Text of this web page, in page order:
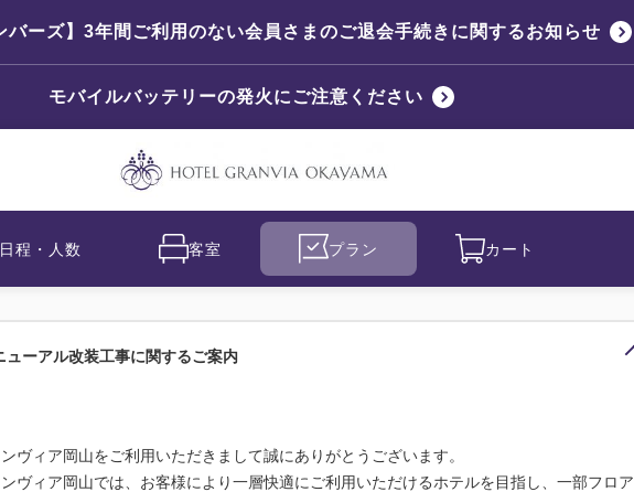
バーズ】3年間ご利用のない会員さまのご退会手続きに関するお知らせ
モバイルバッテリーの発火にご注意ください
日程・人数 客室 プラン カート
ューアル改装工事に関するご案内
ヴィア岡山をご利用いただきまして誠にありがとうございます。
ヴィア岡山では、お客様により一層快適にご利用いただけるホテルを目指し、一部フロア